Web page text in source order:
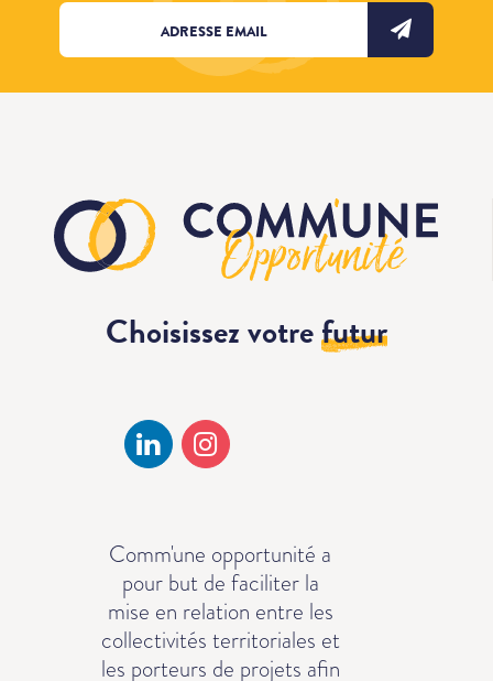
Choisissez votrefutur
Comm'une opportunité a
pour but de faciliter la
mise en relation entre les
collectivités territoriales et
les porteurs de projets afin